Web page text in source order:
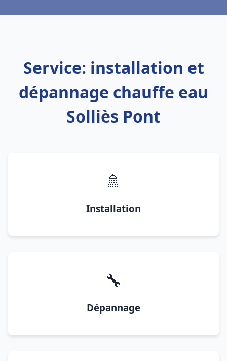
Service: installation et
dépannage chauffe eau
Solliès Pont
🚿
Installation
🔧
Dépannage